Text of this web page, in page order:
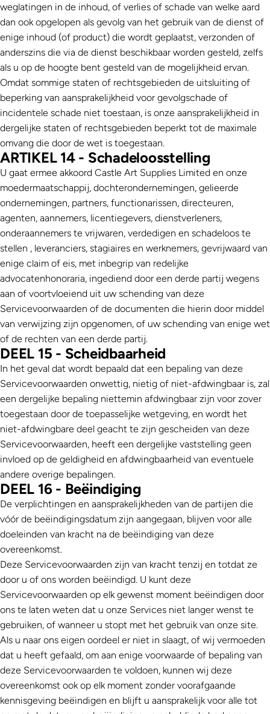
weglatingen in de inhoud, of verlies of schade van welke aard
dan ook opgelopen als gevolg van het gebruik van de dienst of
enige inhoud (of product) die wordt geplaatst, verzonden of
anderszins die via de dienst beschikbaar worden gesteld, zelfs
als u op de hoogte bent gesteld van de mogelijkheid ervan.
Omdat sommige staten of rechtsgebieden de uitsluiting of
beperking van aansprakelijkheid voor gevolgschade of
incidentele schade niet toestaan, is onze aansprakelijkheid in
dergelijke staten of rechtsgebieden beperkt tot de maximale
omvang die door de wet is toegestaan.
ARTIKEL 14 - Schadeloosstelling
U gaat ermee akkoord Castle Art Supplies Limited en onze
moedermaatschappij, dochterondernemingen, gelieerde
ondernemingen, partners, functionarissen, directeuren,
agenten, aannemers, licentiegevers, dienstverleners,
onderaannemers te vrijwaren, verdedigen en schadeloos te
stellen , leveranciers, stagiaires en werknemers, gevrijwaard van
enige claim of eis, met inbegrip van redelijke
advocatenhonoraria, ingediend door een derde partij wegens
aan of voortvloeiend uit uw schending van deze
Servicevoorwaarden of de documenten die hierin door middel
van verwijzing zijn opgenomen, of uw schending van enige wet
of de rechten van een derde partij.
DEEL 15 - Scheidbaarheid
In het geval dat wordt bepaald dat een bepaling van deze
Servicevoorwaarden onwettig, nietig of niet-afdwingbaar is, zal
een dergelijke bepaling niettemin afdwingbaar zijn voor zover
toegestaan ​​door de toepasselijke wetgeving, en wordt het
niet-afdwingbare deel geacht te zijn gescheiden van deze
Servicevoorwaarden, heeft een dergelijke vaststelling geen
invloed op de geldigheid en afdwingbaarheid van eventuele
andere overige bepalingen.
DEEL 16 - Beëindiging
De verplichtingen en aansprakelijkheden van de partijen die
vóór de beëindigingsdatum zijn aangegaan, blijven voor alle
doeleinden van kracht na de beëindiging van deze
overeenkomst.
Deze Servicevoorwaarden zijn van kracht tenzij en totdat ze
door u of ons worden beëindigd. U kunt deze
Servicevoorwaarden op elk gewenst moment beëindigen door
ons te laten weten dat u onze Services niet langer wenst te
gebruiken, of wanneer u stopt met het gebruik van onze site.
Als u naar ons eigen oordeel er niet in slaagt, of wij vermoeden
dat u heeft gefaald, om aan enige voorwaarde of bepaling van
deze Servicevoorwaarden te voldoen, kunnen wij deze
overeenkomst ook op elk moment zonder voorafgaande
kennisgeving beëindigen en blijft u aansprakelijk voor alle tot